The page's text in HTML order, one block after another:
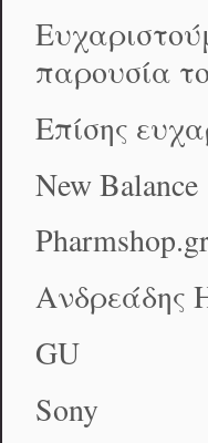
παρουσία
Επίσης
New Balance
Pharmshop.gr
Ανδρεάδης
GU
Sony